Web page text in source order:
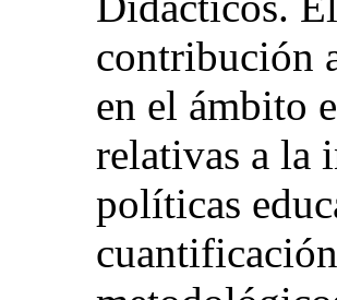
contribución
en el ámbito
relativas a la
políticas